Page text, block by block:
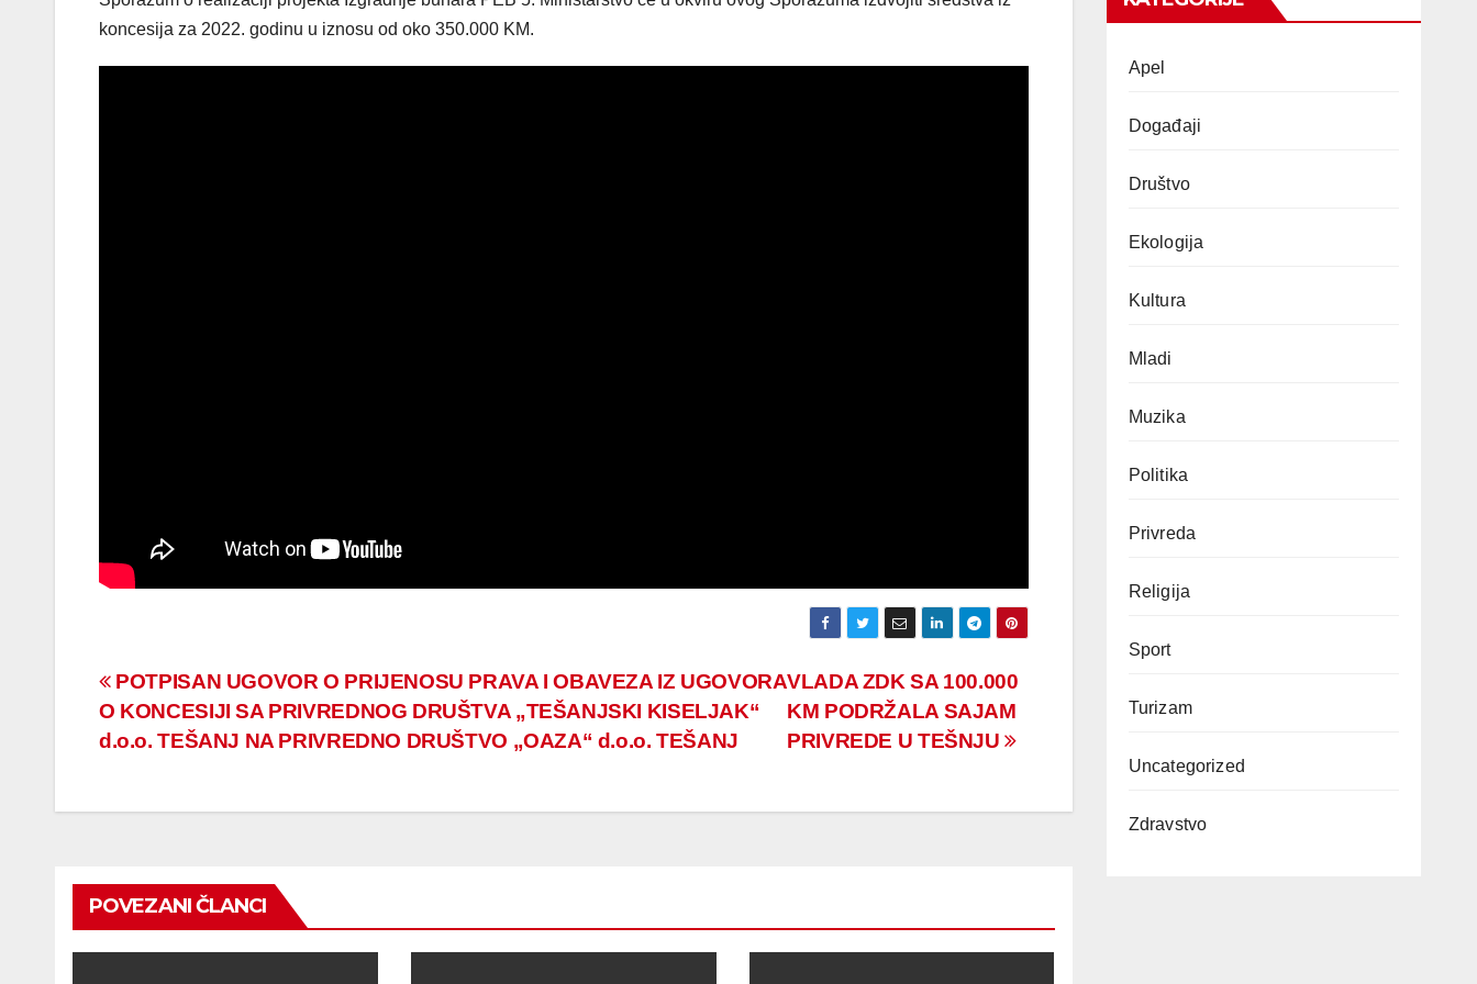
koncesija za 2022. godinu u iznosu od oko 350.000 KM.
Navigacija
članaka
VLADA ZDK SA 100.000
KM PODRŽALA SAJAM
PRIVREDE U TEŠNJU
POTPISAN UGOVOR O PRIJENOSU PRAVA I OBAVEZA IZ UGOVORA
O KONCESIJI SA PRIVREDNOG DRUŠTVA „TEŠANJSKI KISELJAK“
d.o.o. TEŠANJ NA PRIVREDNO DRUŠTVO „OAZA“ d.o.o. TEŠANJ
POVEZANI ČLANCI
Apel
Događaji
Društvo
Ekologija
Kultura
Mladi
Muzika
Politika
Privreda
Religija
Sport
Turizam
Uncategorized
Zdravstvo